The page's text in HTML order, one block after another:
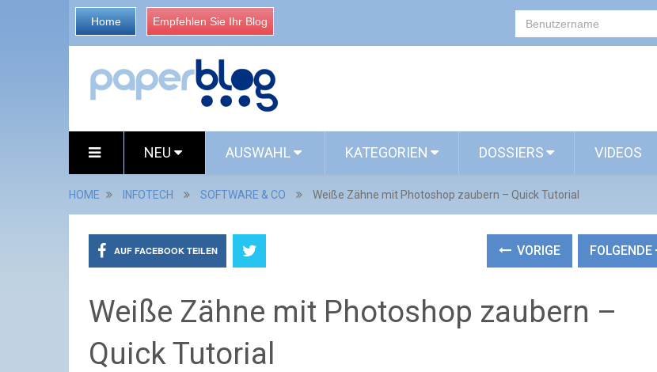
Home Empfehlen Sie Ihr Blog
NEU AUSWAHL KATEGORIEN DOSSIERS VIDEOS
HOME INFOTECH SOFTWARE & CO Weiße Zähne mit Photoshop zaubern – Quick Tutorial
AUF FACEBOOK TEILEN VORIGE FOLGENDE
Weiße Zähne mit Photoshop zaubern –
Quick Tutorial